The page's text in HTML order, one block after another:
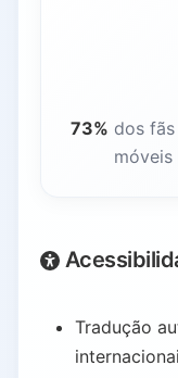
73% dos
Tradução